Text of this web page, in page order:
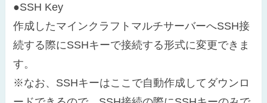
●SSH Key
作成したマインクラフトマルチサーバーへSSH接
続する際にSSHキーで接続する形式に変更できま
す。
※なお、SSHキーはここで自動作成してダウンロ